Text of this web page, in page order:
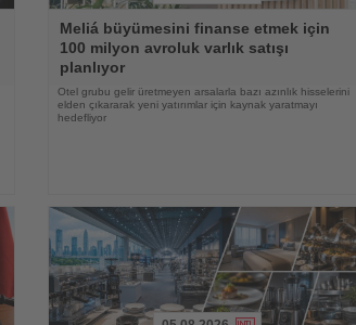
Oku
Meliá büyümesini finanse etmek için
100 milyon avroluk varlık satışı
planlıyor
Otel grubu gelir üretmeyen arsalarla bazı azınlık hisselerini
elden çıkararak yeni yatırımlar için kaynak yaratmayı
hedefliyor